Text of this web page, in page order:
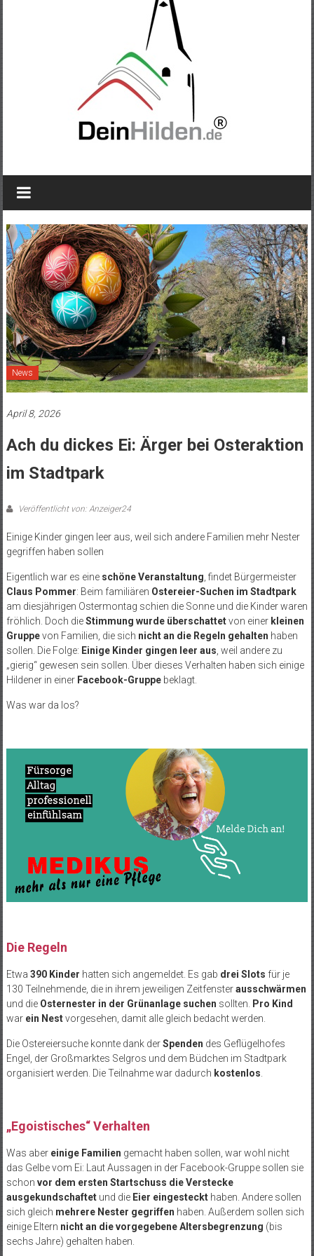
News
April 8, 2026
Ach du dickes Ei: Ärger bei Osteraktion
im Stadtpark
Veröffentlicht von: Anzeiger24
Einige Kinder gingen leer aus, weil sich andere Familien mehr Nester
gegriffen haben sollen
Eigentlich war es eine schöne Veranstaltung, findet Bürgermeister
Claus Pommer: Beim familiären Ostereier-Suchen im Stadtpark
am diesjährigen Ostermontag schien die Sonne und die Kinder waren
fröhlich. Doch dieStimmung wurde überschattetvon einer kleinen
Gruppevon Familien, die sich nicht an die Regeln gehalten haben
sollen. Die Folge: Einige Kinder gingen leer aus, weil andere zu
„gierig“ gewesen sein sollen. Über dieses Verhalten haben sich einige
Hildener in einer Facebook-Gruppebeklagt.
Was war da los?
Die Regeln
Etwa 390 Kinder hatten sich angemeldet. Es gab drei Slots für je
130 Teilnehmende, die in ihrem jeweiligen Zeitfensterausschwärmen
und die Osternester in der Grünanlage suchen sollten. Pro Kind
war ein Nestvorgesehen, damit alle gleich bedacht werden.
Die Ostereiersuche konnte dank derSpenden des Geflügelhofes
Engel, der Großmarktes Selgros und dem Büdchen im Stadtpark
organisiert werden. Die Teilnahme war dadurch kostenlos.
„Egoistisches“ Verhalten
Was aber einige Familien gemacht haben sollen, war wohl nicht
das Gelbe vom Ei: Laut Aussagen in der Facebook-Gruppe sollen sie
schon vor dem ersten Startschuss die Verstecke
ausgekundschaftetund die Eier eingesteckthaben. Andere sollen
sich gleich mehrere Nester gegriffen haben. Außerdem sollen sich
einige Eltern nicht an die vorgegebene Altersbegrenzung (bis
sechs Jahre) gehalten haben.